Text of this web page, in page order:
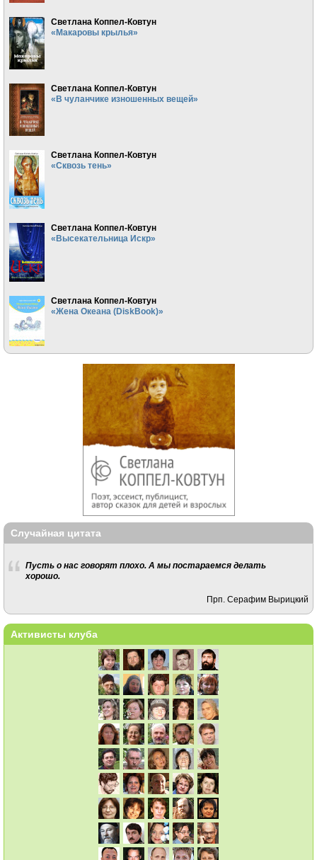
Светлана Коппел-Ковтун
«Макаровы крылья»
Светлана Коппел-Ковтун
«В чуланчике изношенных вещей»
Светлана Коппел-Ковтун
«Сквозь тень»
Светлана Коппел-Ковтун
«Высекательница Искр»
Светлана Коппел-Ковтун
«Жена Океана (DiskBook)»
Случайная цитата
Пусть о нас говорят плохо. А мы постараемся делать
хорошо.
Прп. Серафим Вырицкий
Активисты клуба